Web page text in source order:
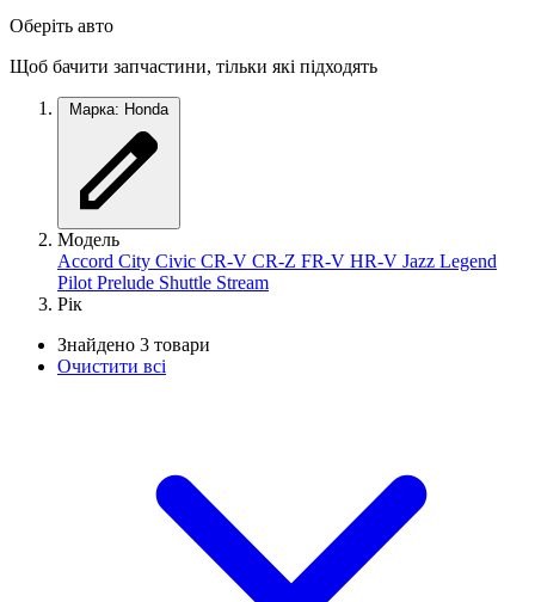
Оберіть авто
Щоб бачити запчастини, тільки які підходять
Марка: Honda
Модель
Accord City Civic CR-V CR-Z FR-V HR-V Jazz Legend
PilotPrelude Shuttle Stream
Рік
Знайдено 3 товари
Очистити всі